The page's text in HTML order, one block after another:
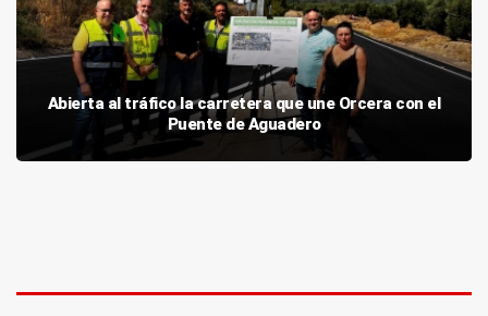
Abierta al tráfico la carretera que une Orcera con el
Puente de Aguadero